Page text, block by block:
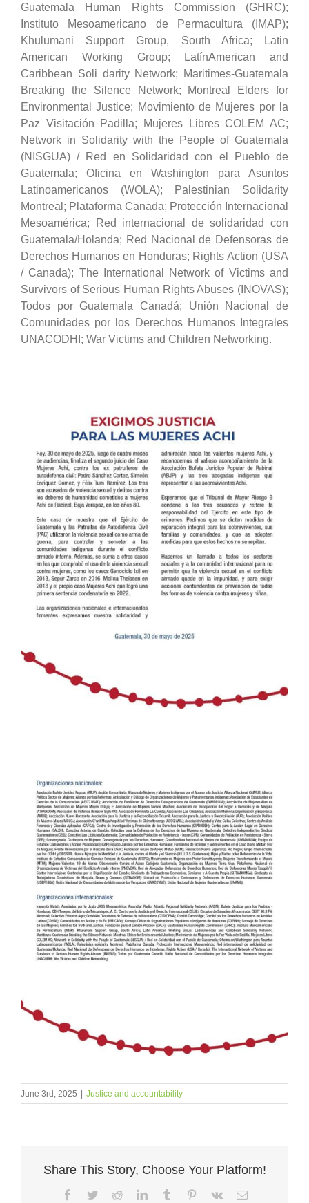
Guatemala Human Rights Commission (GHRC);
Instituto Mesoamericano de Permacultura (IMAP);
Khulumani Support Group, South Africa; Latin
American Working Group; LatínAmerican and
Caribbean Soli darity Network; Maritimes-Guatemala
Breaking the Silence Network; Montreal Elders for
Environmental Justice; Movimiento de Mujeres por la
Paz Visitación Padilla; Mujeres Libres COLEM AC;
Network in Solidarity with the People of Guatemala
(NISGUA) / Red en Solidaridad con el Pueblo de
Guatemala; Oficina en Washington para Asuntos
Latinoamericanos (WOLA); Palestinian Solidarity
Montreal; Plataforma Canada; Protección Internacional
Mesoamérica; Red internacional de solidaridad con
Guatemala/Holanda; Red Nacional de Defensoras de
Derechos Humanos en Honduras; Rights Action (USA
/ Canada); The International Network of Victims and
Survivors of Serious Human Rights Abuses (INOVAS);
Todos por Guatemala Canadá; Unión Nacional de
Comunidades por los Derechos Humanos Integrales
UNACODHI; War Victims and Children Networking.
June 3rd, 2025 Justice and accountability
Share This Story, Choose Your Platform!
Facebook
TwitterRedditLinkedInTumblr Pinterest
Vk Email